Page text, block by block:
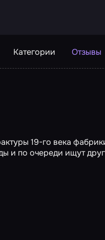
Категории Отзывы
19-го века
и по очереди ищут